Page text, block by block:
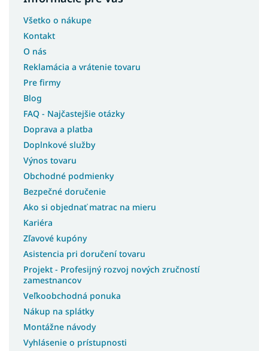
Všetko o nákupe
Kontakt
O nás
Reklamácia a vrátenie tovaru
Pre firmy
Blog
FAQ - Najčastejšie otázky
Doprava a platba
Doplnkové služby
Výnos tovaru
Obchodné podmienky
Bezpečné doručenie
Ako si objednať matrac na mieru
Kariéra
Zľavové kupóny
Asistencia pri doručení tovaru
Projekt - Profesijný rozvoj nových zručností
zamestnancov
Veľkoobchodná ponuka
Nákup na splátky
Montážne návody
Vyhlásenie o prístupnosti